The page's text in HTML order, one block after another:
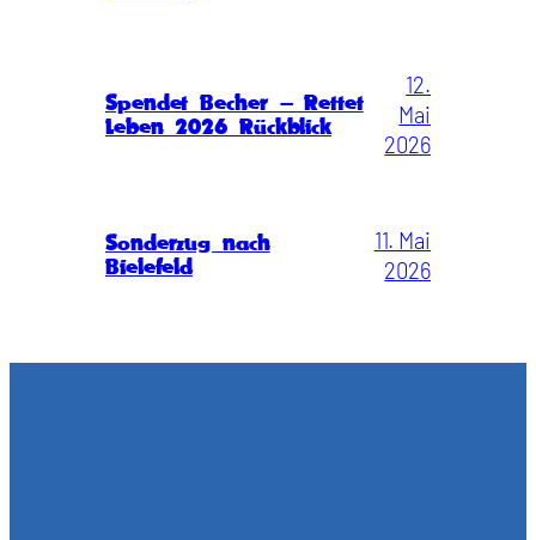
Spendet Becher – Rettet
Leben 2026 Rückblick
12.
Mai
2026
Sonderzug nach
Bielefeld
11. Mai
2026